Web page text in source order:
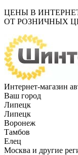
ЦЕНЫ В
ОТ РОЗНИЧНЫХ
Интернет-магазин
Ваш город
Липецк
Липецк
Воронеж
Тамбов
Елец
Москва и другие